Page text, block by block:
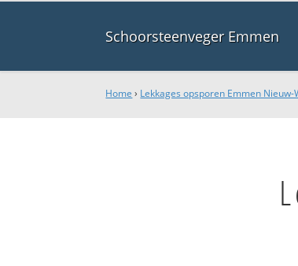
Schoorsteenveger Emmen
Home › Lekkages opsporen Emmen Nieuw-